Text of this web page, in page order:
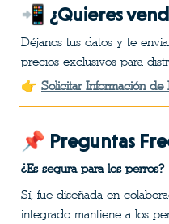
📲 ¿Quieres
Déjanos tus datos y te
precios exclusivos para
👉 Solicitar Información de
📌 Preguntas
¿Es segura para los perros?
Sí, fue diseñada en
integrado mantiene a los